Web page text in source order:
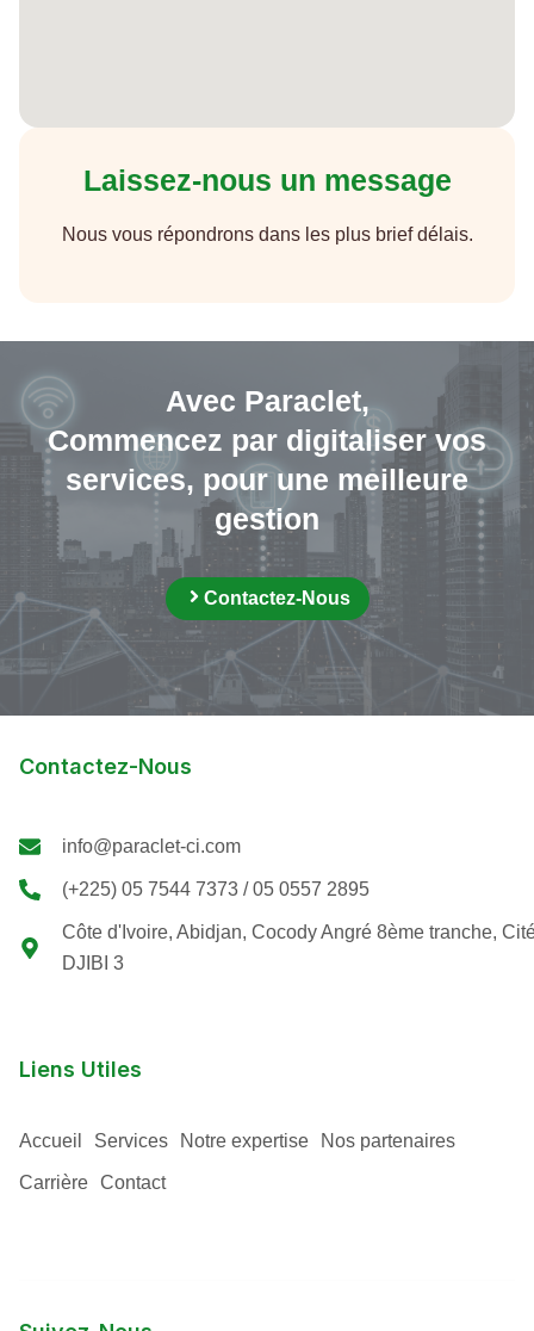
Laissez-nous un message
Nous vous répondrons dans les plus brief délais.
Avec Paraclet,
Commencez par digitaliser vos
services, pour une meilleure
gestion
Contactez-Nous
Contactez-Nous
info@paraclet-ci.com
(+225) 05 7544 7373 / 05 0557 2895
Côte d'Ivoire, Abidjan, Cocody Angré 8ème tranche,
DJIBI 3
Liens Utiles
Accueil Services Notre expertise Nos partenaires
Carrière Contact